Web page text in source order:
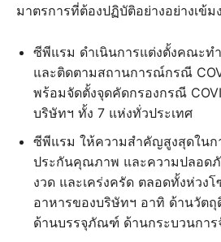
มาตรการที่ต้องปฏิบัติอย่างอย่างเข้ม
ซีพีแรม ดำเนินการแต่งตั้งคณะทำ
และติดตามสถานการณ์กรณี
พร้อมจัดตั้งจุดคัดกรองกรณี
บริษัทฯ ทั้ง 7 แห่งทั่วประเทศ
ซีพีแรม ให้ความสำคัญสูงสุดใน
ประกันคุณภาพ และความปลอดภั
งวด และเคร่งครัด ตลอดทั้งห่วง
อาหารของบริษัทฯ อาทิ ด้านวัต
ด้านบรรจุภัณฑ์ ด้านกระบวนการ